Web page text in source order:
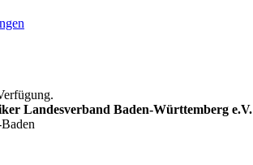
Landesverband Baden-Württemberg e.V.